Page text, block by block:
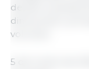
devido à queda
diminuíram,
volumes.
5 de Junho de